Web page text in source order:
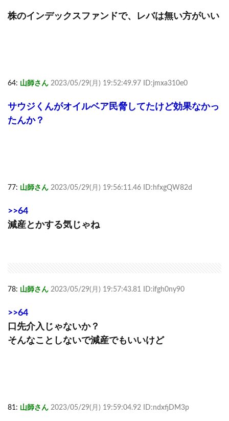
株のインデックスファンドで、レバは無い方がいい
64: 山師さん 2023/05/29(月) 19:52:49.97 ID:jmxa310e0
サウジくんがオイルベア民脅してたけど効果なかっ
たんか？
77: 山師さん 2023/05/29(月) 19:56:11.46 ID:hfxgQW82d
>>64
減産とかする気じゃね
78: 山師さん 2023/05/29(月) 19:57:43.81 ID:ifgh0ny90
>>64
口先介入じゃないか？
そんなことしないで減産でもいいけど
81: 山師さん 2023/05/29(月) 19:59:04.92 ID:ndxfjDM3p